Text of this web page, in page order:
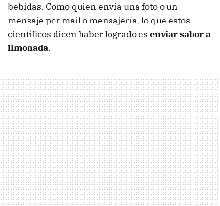
bebidas. Como quien envía una foto o un
mensaje por mail o mensajería, lo que estos
científicos dicen haber logrado es enviar sabor a
limonada.